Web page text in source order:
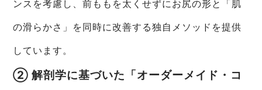
ンスを考慮し、前ももを太くせずにお尻の形と「肌
の滑らかさ」を同時に改善する独自メソッドを提供
しています。
② 解剖学に基づいた「オーダーメイド・コ